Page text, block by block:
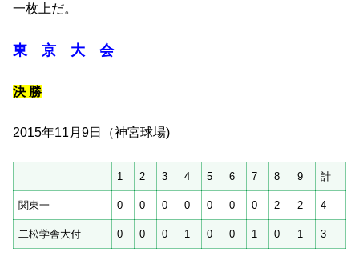
一枚上だ。
東 京 大 会
決 勝
2015年11月9日（神宮球場)
1 2 3 4 5 6 7 8 9 計
関東一 0 0 0 0 0 0 0 2 2 4
二松学舎大付 0 0 0 1 0 0 1 0 1 3